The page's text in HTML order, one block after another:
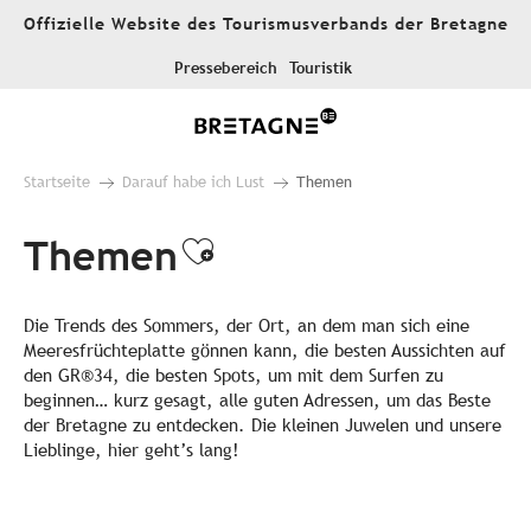
AllerOffizielle Website des Tourismusverbands der Bretagne
Pressebereich Touristik
Startseite Darauf habe ich Lust Themen
ThemenAjouter aux
Die Trends des Sommers, der Ort, an dem man sich eine
Meeresfrüchteplatte gönnen kann, die besten Aussichten auf
den GR®34, die besten Spots, um mit dem Surfen zu
beginnen… kurz gesagt, alle guten Adressen, um das Beste
der Bretagne zu entdecken. Die kleinen Juwelen und unsere
Lieblinge, hier geht’s lang!